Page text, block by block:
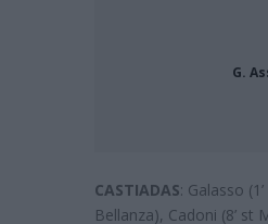
G.
CASTIADAS: Galasso
Bellanza), Cadoni (8’ st